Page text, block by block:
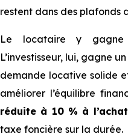
restent dans des plafonds
Le locataire y gagne
L’investisseur, lui, gagne
demande locative solide
améliorer l’équilibre
réduite à 10 % à l’achat
taxe foncière sur la durée.